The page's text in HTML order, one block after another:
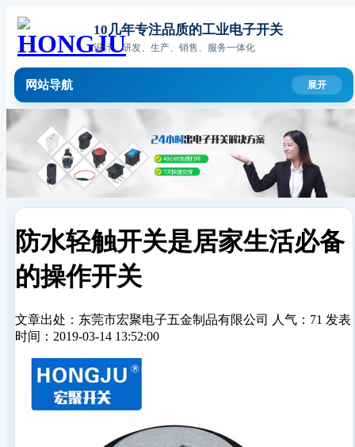
10几年专注品质的工业电子开关
设计、研发、生产、销售、服务一体化
网站导航
防水轻触开关是居家生活必备
的操作开关
文章出处：东莞市宏聚电子五金制品有限公司 人气：71 发表
时间：2019-03-14 13:52:00